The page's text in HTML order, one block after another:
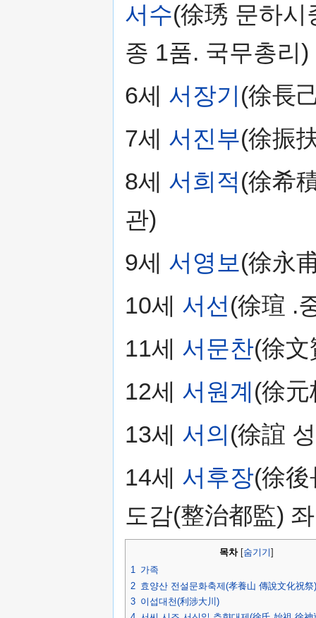
서수(徐琇 문하시
종 1품. 국무총리)
6세 서장기 (徐長
7세 서진부(徐振
8세 서희적(徐希
관)
9세 서영보 (徐永
10세 서선(徐瑄 .
11세 서문찬(徐
12세 서원계 (徐
13세 서의 (徐誼
14세 서후장(徐
도감(整治都監)
목차[ 숨기기
1 가족
2 효양산 전설문화축제(孝養山 傳說文化祝祭)
3 이섭대천(利涉大川)